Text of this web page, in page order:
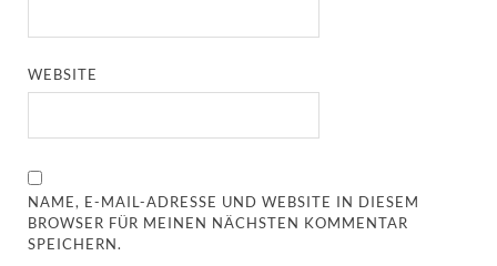
WEBSITE
NAME, E-MAIL-ADRESSE UND WEBSITE IN DIESEM
BROWSER FÜR MEINEN NÄCHSTEN KOMMENTAR
SPEICHERN.